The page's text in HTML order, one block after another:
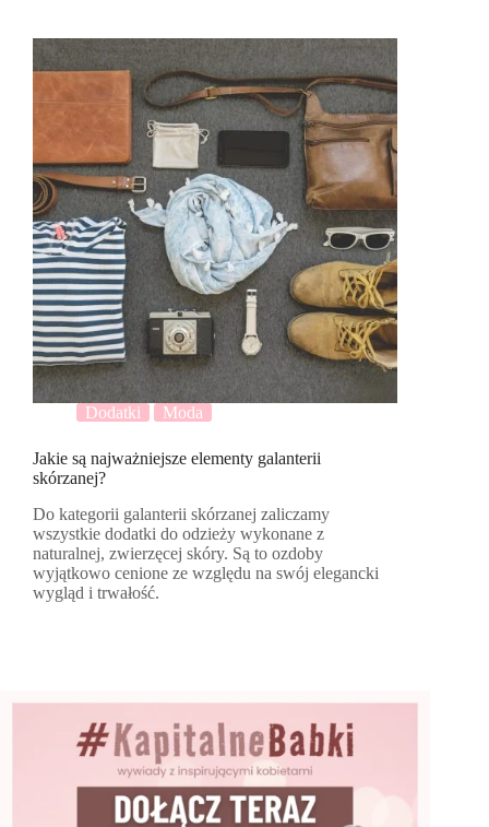
Dodatki Moda
Jakie są najważniejsze elementy galanterii
skórzanej?
Do kategorii galanterii skórzanej zaliczamy
wszystkie dodatki do odzieży wykonane z
naturalnej, zwierzęcej skóry. Są to ozdoby
wyjątkowo cenione ze względu na swój elegancki
wygląd i trwałość.